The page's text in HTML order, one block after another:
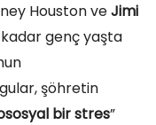
Houston veJimi
genç yaşta
şöhretin
bir stres”